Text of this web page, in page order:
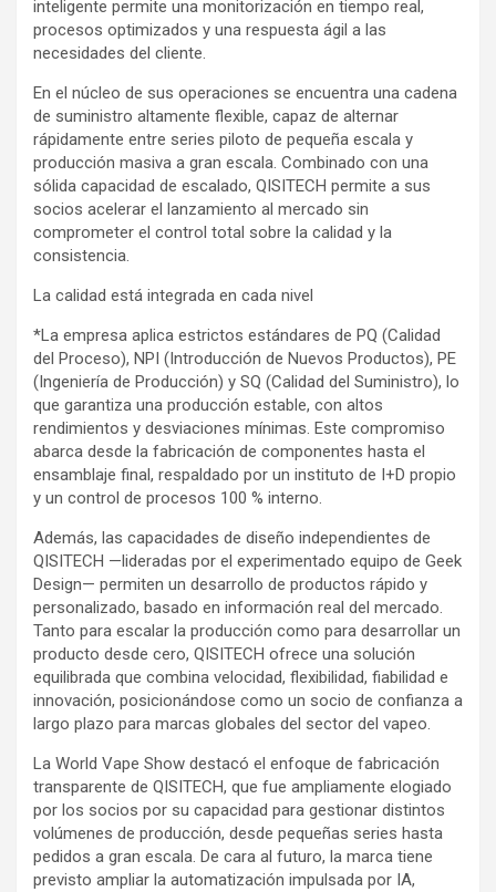
inteligente permite una monitorización en tiempo real,
procesos optimizados y una respuesta ágil a las
necesidades del cliente.
En el núcleo de sus operaciones se encuentra una cadena
de suministro altamente flexible, capaz de alternar
rápidamente entre series piloto de pequeña escala y
producción masiva a gran escala. Combinado con una
sólida capacidad de escalado, QISITECH permite a sus
socios acelerar el lanzamiento al mercado sin
comprometer el control total sobre la calidad y la
consistencia.
La calidad está integrada en cada nivel
*La empresa aplica estrictos estándares de PQ (Calidad
del Proceso), NPI (Introducción de Nuevos Productos), PE
(Ingeniería de Producción) y SQ (Calidad del Suministro), lo
que garantiza una producción estable, con altos
rendimientos y desviaciones mínimas. Este compromiso
abarca desde la fabricación de componentes hasta el
ensamblaje final, respaldado por un instituto de I+D propio
y un control de procesos 100 % interno.
Además, las capacidades de diseño independientes de
QISITECH —lideradas por el experimentado equipo de Geek
Design— permiten un desarrollo de productos rápido y
personalizado, basado en información real del mercado.
Tanto para escalar la producción como para desarrollar un
producto desde cero, QISITECH ofrece una solución
equilibrada que combina velocidad, flexibilidad, fiabilidad e
innovación, posicionándose como un socio de confianza a
largo plazo para marcas globales del sector del vapeo.
La World Vape Show destacó el enfoque de fabricación
transparente de QISITECH, que fue ampliamente elogiado
por los socios por su capacidad para gestionar distintos
volúmenes de producción, desde pequeñas series hasta
pedidos a gran escala. De cara al futuro, la marca tiene
previsto ampliar la automatización impulsada por IA,